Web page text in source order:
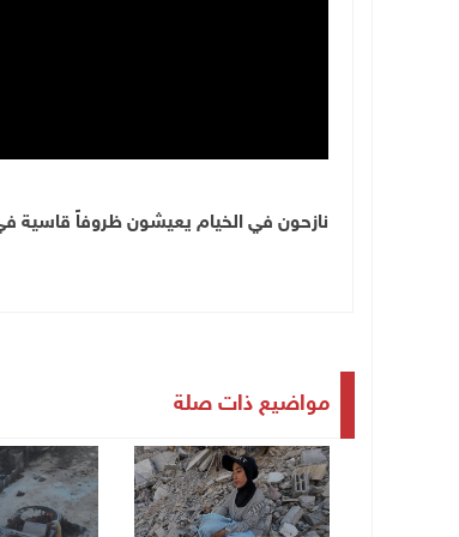
نازحون في الخيام يعيشون ظروفاً قاسية
مواضيع ذات صلة